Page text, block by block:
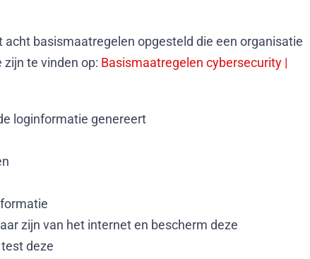
acht basismaatregelen opgesteld die een organisatie
te vinden op: Basismaatregelen cybersecurity |
loginformatie genereert
zijn van het internet en bescherm deze
deze